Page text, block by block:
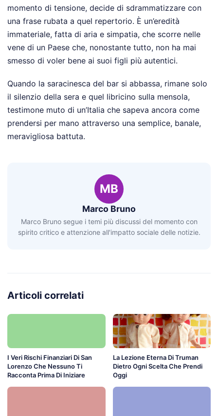
momento di tensione, decide di sdrammatizzare con
una frase rubata a quel repertorio. È un’eredità
immateriale, fatta di aria e simpatia, che scorre nelle
vene di un Paese che, nonostante tutto, non ha mai
smesso di voler bene ai suoi figli più autentici.
Quando la saracinesca del bar si abbassa, rimane solo
il silenzio della sera e quel libricino sulla mensola,
testimone muto di un’Italia che sapeva ancora come
prendersi per mano attraverso una semplice, banale,
meravigliosa battuta.
MB
Marco Bruno
Marco Bruno segue i temi più discussi del momento con
spirito critico e attenzione all'impatto sociale delle notizie.
Articoli correlati
I Veri Rischi Finanziari Di San
Lorenzo Che Nessuno Ti
Racconta Prima Di Iniziare
La Lezione Eterna Di Truman
Dietro Ogni Scelta Che Prendi
Oggi